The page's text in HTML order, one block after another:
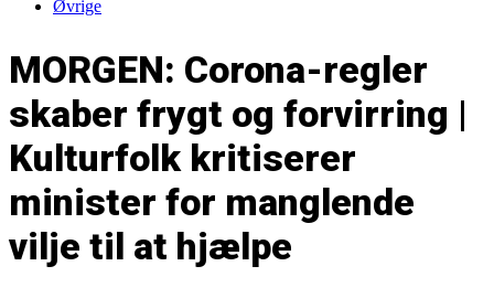
Øvrige
MORGEN: Corona-regler
skaber frygt og forvirring |
Kulturfolk kritiserer
minister for manglende
vilje til at hjælpe